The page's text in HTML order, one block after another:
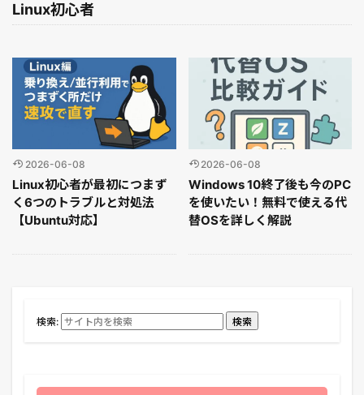
Linux初心者
2026-06-08
Linux初心者が最初につまず
く6つのトラブルと対処法
【Ubuntu対応】
2026-06-08
Windows 10終了後も今のPC
を使いたい！無料で使える代
替OSを詳しく解説
検索: 検索